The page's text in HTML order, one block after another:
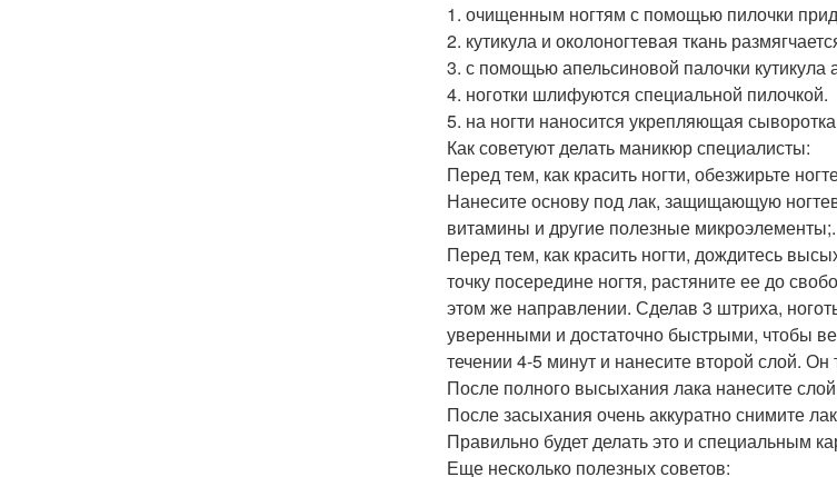
1. очищенным ногтям с помощью пилочки
2. кутикула и околоногтевая ткань
3. с помощью апельсиновой палочки кутикула
4. ноготки шлифуются специальной пилочкой.
5. на ногти наносится укрепляющая
Как советуют делать маникюр специалисты:
Перед тем, как красить ногти, обезжирьте
Нанесите основу под лак, защищающую
витамины и другие полезные микроэлементы;.
Перед тем, как красить ногти, дождитесь
точку посередине ногтя, растяните ее до
этом же направлении. Сделав 3 штриха,
уверенными и достаточно быстрыми, чтобы
течении 4-5 минут и нанесите второй слой.
После полного высыхания лака нанесите слой
После засыхания очень аккуратно снимите
Правильно будет делать это и специальным
Еще несколько полезных советов: